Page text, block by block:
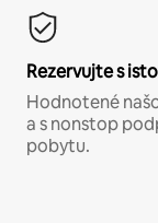
Rezervujte s
Hodnotené
a s nonstop
pobytu.